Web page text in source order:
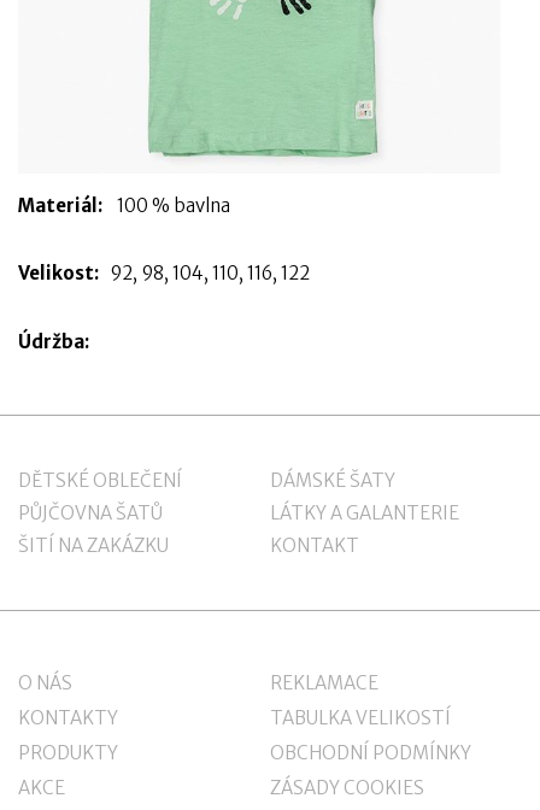
Materiál: 100 % bavlna
Velikost: 92, 98, 104, 110, 116, 122
Údržba:
DĚTSKÉ OBLEČENÍ
DÁMSKÉ ŠATY
PŮJČOVNA ŠATŮ
LÁTKY A GALANTERIE
ŠITÍ NA ZAKÁZKU
KONTAKT
O NÁS
KONTAKTY
PRODUKTY
AKCE
REKLAMACE
TABULKA VELIKOSTÍ
OBCHODNÍ PODMÍNKY
ZÁSADY COOKIES